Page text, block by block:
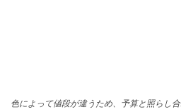
色によって値段が違うため、予算と照らし